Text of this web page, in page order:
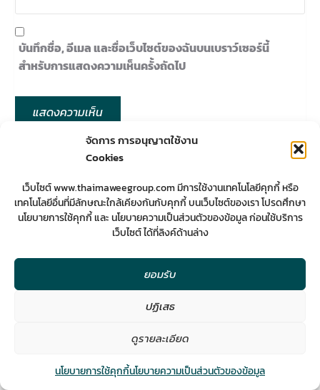
จัดการ การอนุญาตใช้งาน
Cookies
เว็บไซต์ www.thaimaweegroup.com มีการใช้งานเทคโนโลยีคุกกี้ หรือ
เทคโนโลยีอื่นที่มีลักษณะใกล้เคียงกันกับคุกกี้ บนเว็บไซต์ของเรา โปรดศึกษา
นโยบายการใช้คุกกี้ และ นโยบายความเป็นส่วนตัวของข้อมูล ก่อนใช้บริการ
เว็บไซต์ ได้ที่ลิงค์ด้านล่าง
ยอมรับ
ปฏิเสธ
ดูรายละเอียด
นโยบายการใช้คุกกี้นโยบายความเป็นส่วนตัวของข้อมูล
บันทึกชื่อ, อีเมล และชื่อเว็บไซต์ของฉันบนเบราว์เซอร์นี้
สำหรับการแสดงความเห็นครั้งถัดไป
Contact us